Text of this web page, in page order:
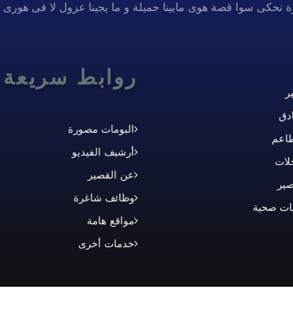
نحكى سوا قصة هوى مابينا جميلة و ما يجينا عزول لا فى هورى
صحية
روابط سريعة
البومات مصورة
أرشيف الفيديو
عن القصير
وظائف شاغرة
مواقع هامة
خدمات أخرى